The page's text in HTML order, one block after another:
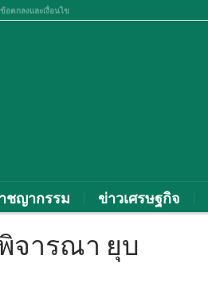
ข้อตกลงและเงื่อนไข
ชญากรรม ข่าวเศรษฐกิจ
จารณา ยุบ